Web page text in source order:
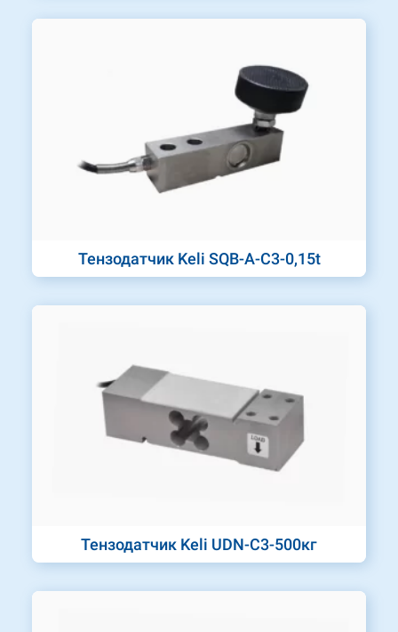
Тензодатчик Keli SQB-A-C3-0,15t
Тензодатчик Keli UDN-C3-500кг